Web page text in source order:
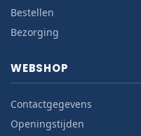
Bestellen
Bezorging
WEBSHOP
Contactgegevens
Openingstijden